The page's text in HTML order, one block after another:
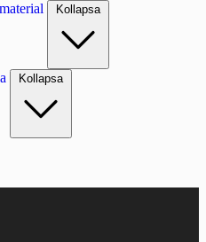
Kollapsa
Kollapsa